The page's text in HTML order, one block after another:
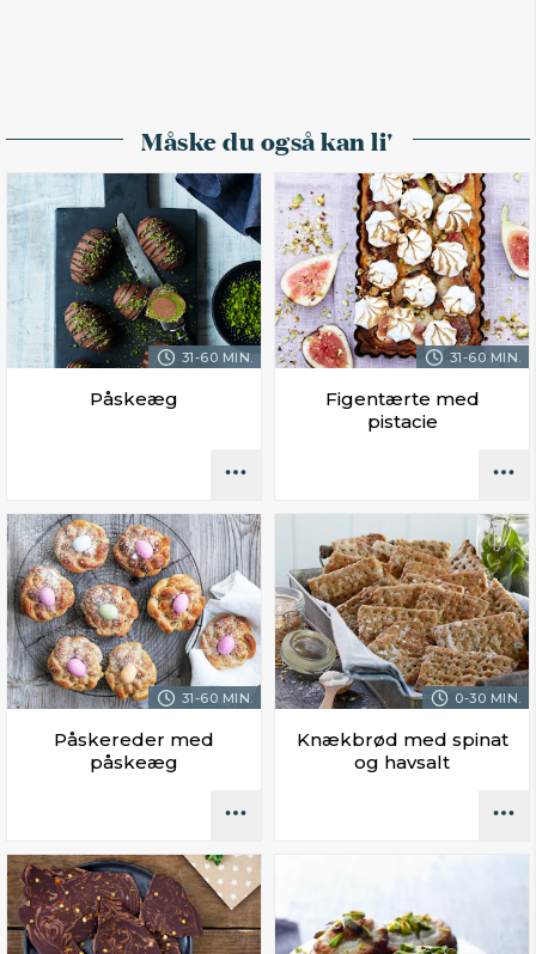
Måske du også kan li'
31-60 MIN.
Påskeæg
31-60 MIN.
Figentærte med
pistacie
31-60 MIN.
Påskereder med
påskeæg
0-30 MIN.
Knækbrød med spinat
og havsalt